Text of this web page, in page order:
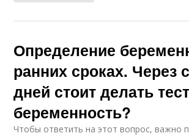
Определение
ранних сроках. Через
дней стоит делать
беременность?
Чтобы ответить на этот вопрос, важно